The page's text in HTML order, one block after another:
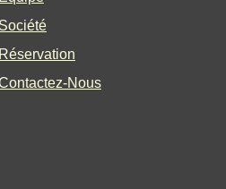
Société
Réservation
Nous